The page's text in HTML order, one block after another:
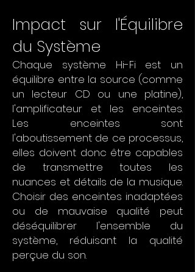
Impact sur l'Équilibre
du Système
Chaque système Hi-Fi est un
équilibre entre la source (comme
un lecteur CD ou une platine),
l'amplificateur et les enceintes.
Les enceintes sont
l'aboutissement de ce processus,
elles doivent donc être capables
de transmettre toutes les
nuances et détails de la musique.
Choisir des enceintes inadaptées
ou de mauvaise qualité peut
déséquilibrer l'ensemble du
système, réduisant la qualité
perçue du son.